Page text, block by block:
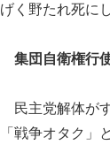
げく野たれ死に
集団自衛権行
民主党解体が
「戦争オタク